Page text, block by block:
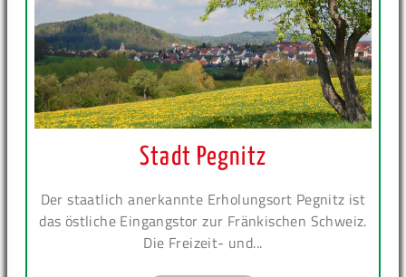
Stadt Pegnitz
Der staatlich anerkannte Erholungsort Pegnitz ist
das östliche Eingangstor zur Fränkischen Schweiz.
Die Freizeit- und...